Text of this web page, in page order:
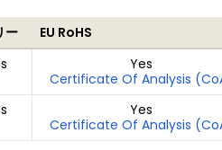
ー EU RoHS
Yes
Certificate Of Analysis
Yes
Certificate Of Analysis